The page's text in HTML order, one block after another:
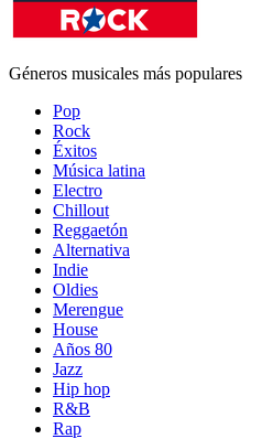
Géneros musicales más populares
Pop
Rock
Éxitos
Música latina
Electro
Chillout
Reggaetón
Alternativa
Indie
Oldies
Merengue
House
Años 80
Jazz
Hip hop
R&B
Rap